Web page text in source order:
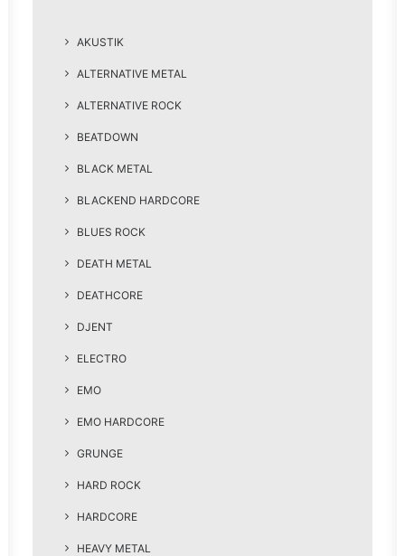
AKUSTIK
ALTERNATIVE METAL
ALTERNATIVE ROCK
BEATDOWN
BLACK METAL
BLACKEND HARDCORE
BLUES ROCK
DEATH METAL
DEATHCORE
DJENT
ELECTRO
EMO
EMO HARDCORE
GRUNGE
HARD ROCK
HARDCORE
HEAVY METAL